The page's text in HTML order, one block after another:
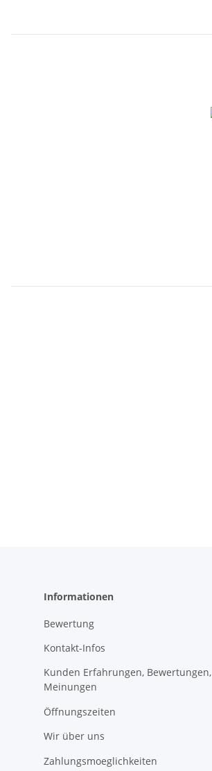
Informationen
Bewertung
Kontakt-Infos
Kunden Erfahrungen, Bewertungen,
Meinungen
Öffnungszeiten
Wir über uns
Zahlungsmoeglichkeiten